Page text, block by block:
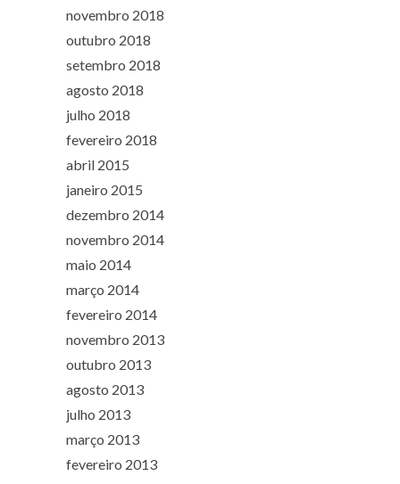
novembro 2018
outubro 2018
setembro 2018
agosto 2018
julho 2018
fevereiro 2018
abril 2015
janeiro 2015
dezembro 2014
novembro 2014
maio 2014
março 2014
fevereiro 2014
novembro 2013
outubro 2013
agosto 2013
julho 2013
março 2013
fevereiro 2013